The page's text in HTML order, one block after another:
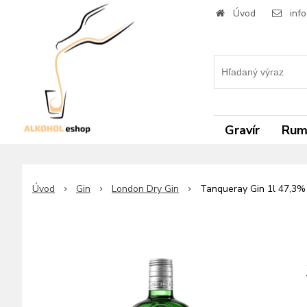
Úvod
Gravír Rum
Úvod Gin London Dry Gin Tanqueray Gin 1l 47,3%